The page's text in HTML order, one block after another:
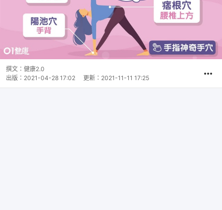
撰文： 健康2.0
出版： 2021-04-28 17:02 更新： 2021-11-11 17:25